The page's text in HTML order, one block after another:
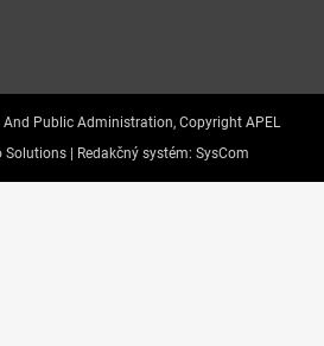
Public Administration, Copyright APEL
Solutions | Redakčný systém: SysCom